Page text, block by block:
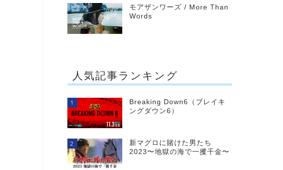
モアザンワーズ / More Than
Words
人気記事ランキング
1
Breaking Down6（ブレイキ
ングダウン6）
2
新マグロに賭けた男たち
2023〜地獄の海で一攫千金〜